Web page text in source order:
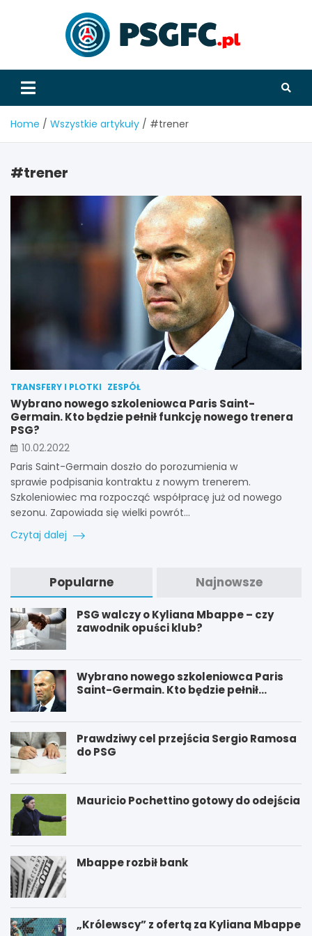
Home Wszystkie artykuły #trener
#trener
TRANSFERY I PLOTKI ZESPÓŁ
Wybrano nowego szkoleniowca Paris Saint-
Germain. Kto będzie pełnił funkcję nowego trenera
PSG?
10.02.2022
Paris Saint-Germain doszło do porozumienia w
sprawie podpisania kontraktu z nowym trenerem.
Szkoleniowiec ma rozpocząć współpracę już od nowego
sezonu. Zapowiada się wielki powrót…
Czytaj dalej
Popularne Najnowsze
PSG walczy o Kyliana Mbappe – czy
zawodnik opuści klub?
Wybrano nowego szkoleniowca Paris
Saint-Germain. Kto będzie pełnił
Prawdziwy cel przejścia Sergio Ramosa
do PSG
Mauricio Pochettino gotowy do odejścia
Mbappe rozbił bank
„Królewscy” z ofertą za Kyliana Mbappe